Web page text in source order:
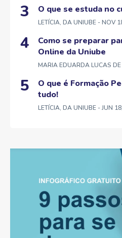
O que se estuda no
LETÍCIA, DA UNIUBE - NOV
Como se preparar
Online da Uniube
MARIA EDUARDA LUCAS
O que é Formação
tudo!
LETÍCIA, DA UNIUBE - JUN